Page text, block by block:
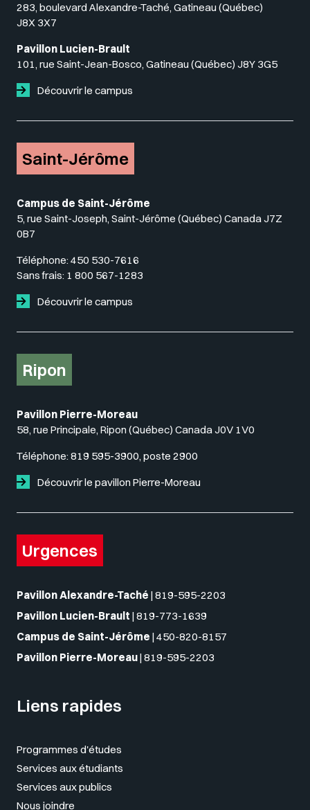
283, boulevard Alexandre-Taché, Gatineau (Québec)
J8X 3X7
Pavillon Lucien-Brault
101, rue Saint-Jean-Bosco, Gatineau (Québec) J8Y 3G5
Découvrir le campus
Saint-Jérôme
Campus de Saint-Jérôme
5, rue Saint-Joseph, Saint-Jérôme (Québec) Canada J7Z
0B7
Téléphone: 450 530-7616
Sans frais: 1 800 567-1283
Découvrir le campus
Ripon
Pavillon Pierre-Moreau
58, rue Principale, Ripon (Québec) Canada J0V 1V0
Téléphone: 819 595-3900, poste 2900
Découvrir le pavillon Pierre-Moreau
Urgences
Pavillon Alexandre-Taché | 819-595-2203
Pavillon Lucien-Brault | 819-773-1639
Campus de Saint-Jérôme | 450-820-8157
Pavillon Pierre-Moreau| 819-595-2203
Liens rapides
Programmes d'études
Services aux étudiants
Services aux publics
Nous joindre